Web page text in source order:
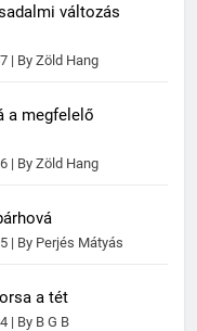
változás
By Zöld Hang
a megfelelő
By Zöld Hang
By Perjés Mátyás
a tét
By B G B